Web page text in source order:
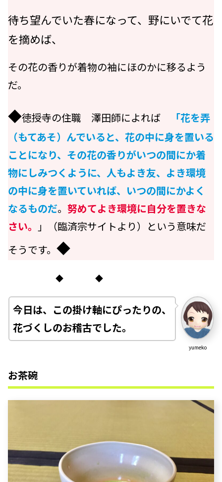
待ち望んでいた春になって、野にいでて花
を摘めば、
その花の香りが着物の袖にほのかに移るよう
だ。
◆徳授寺の住職 澤田師によれば
「花を弄
（もてあそ）んでいると、花の中に身を置いる
ことになり、その花の香りがいつの間にか着
物にしみつくように、人もよき友、よき環境
の中に身を置いていれば、いつの間にかよく
なるものだ。 努めてよき環境に自分を置きな
さい。
」（臨済宗サイトより）という意味だ
そうです。 ◆
◆ ◆
yumeko
今日は、この掛け軸にぴったりの、
花づくしのお稽古でした。
お茶碗